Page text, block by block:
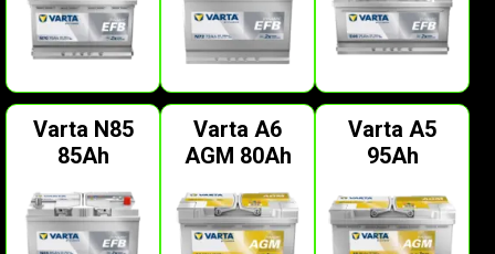
Varta N85
85Ah
Varta A6
AGM 80Ah
Varta A5
95Ah